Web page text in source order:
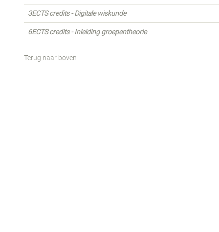
3ECTS credits - Digitale wiskunde
6ECTS credits - Inleiding groepentheorie
Terug naar boven